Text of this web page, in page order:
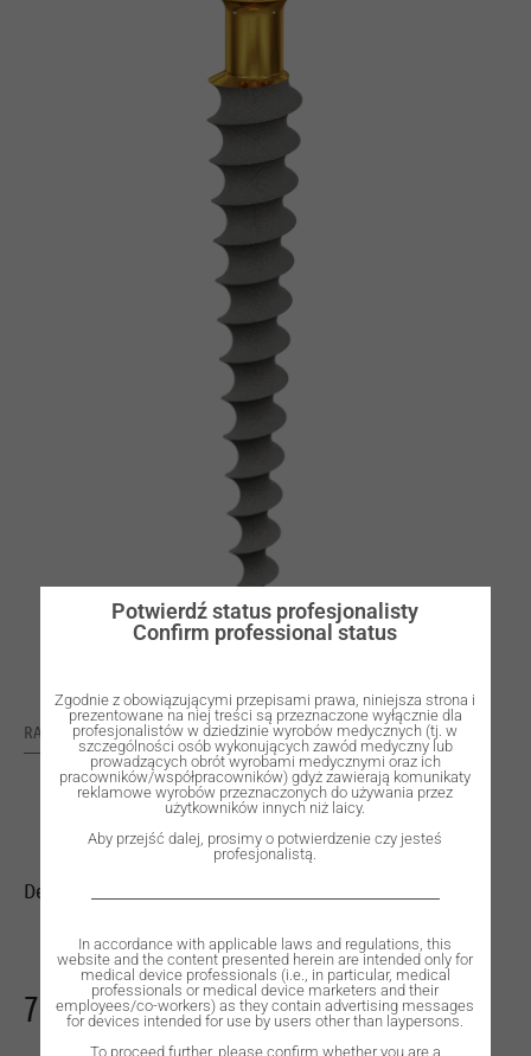
RATING: 0
Dental Implant, ROOTT C, D 3.5 mm, L 20 mm.
730,00zł
Potwierdź status profesjonalisty
Confirm professional status
Zgodnie z obowiązującymi przepisami prawa, niniejsza strona i
prezentowane na niej treści są przeznaczone wyłącznie dla
profesjonalistów w dziedzinie wyrobów medycznych (tj. w
szczególności osób wykonujących zawód medyczny lub
prowadzących obrót wyrobami medycznymi oraz ich
pracowników/współpracowników) gdyż zawierają komunikaty
reklamowe wyrobów przeznaczonych do używania przez
użytkowników innych niż laicy.
Aby przejść dalej, prosimy o potwierdzenie czy jesteś
profesjonalistą.
In accordance with applicable laws and regulations, this
website and the content presented herein are intended only for
medical device professionals (i.e., in particular, medical
professionals or medical device marketers and their
employees/co-workers) as they contain advertising messages
for devices intended for use by users other than laypersons.
To proceed further, please confirm whether you are a